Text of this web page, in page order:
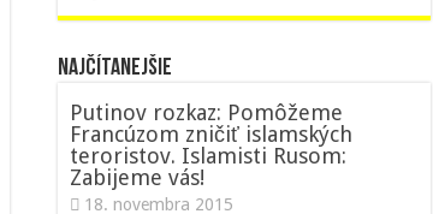
NAJČÍTANEJŠIE
Putinov rozkaz: Pomôžeme
Francúzom zničiť islamských
teroristov. Islamisti Rusom:
Zabijeme vás!
18. novembra 2015